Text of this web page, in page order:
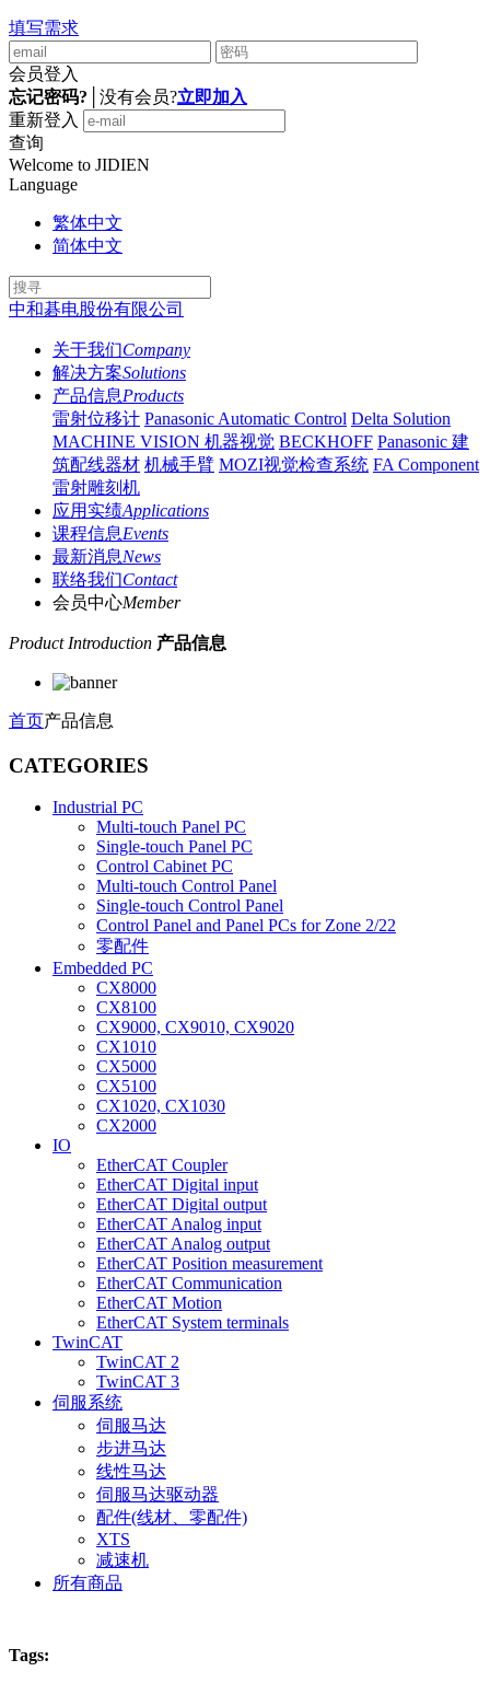
填写需求
会员登入
忘记密码?
没有会员?立即加入
重新登入
查询
Welcome to JIDIEN
Language
繁体中文
简体中文
中和碁电股份有限公司
关于我们Company
解决方案Solutions
产品信息Products
雷射位移计 Panasonic Automatic Control Delta Solution
MACHINE VISION 机器视觉 BECKHOFF Panasonic 建
筑配线器材 机械手臂 MOZI视觉检查系统 FA Component
雷射雕刻机
应用实绩Applications
课程信息Events
最新消息News
联络我们Contact
会员中心Member
Product Introduction 产品信息
首页产品信息
CATEGORIES
Industrial PC
Multi-touch Panel PC
Single-touch Panel PC
Control Cabinet PC
Multi-touch Control Panel
Single-touch Control Panel
Control Panel and Panel PCs for Zone 2/22
零配件
Embedded PC
CX8000
CX8100
CX9000, CX9010, CX9020
CX1010
CX5000
CX5100
CX1020, CX1030
CX2000
IO
EtherCAT Coupler
EtherCAT Digital input
EtherCAT Digital output
EtherCAT Analog input
EtherCAT Analog output
EtherCAT Position measurement
EtherCAT Communication
EtherCAT Motion
EtherCAT System terminals
TwinCAT
TwinCAT 2
TwinCAT 3
伺服系统
伺服马达
步进马达
线性马达
伺服马达驱动器
配件(线材、零配件)
XTS
减速机
所有商品
Tags: